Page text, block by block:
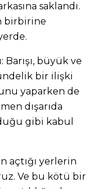
saklandı.
birbirine
büyük ve
bir ilişki
yaparken de
dışarıda
gibi kabul
açtığı yerlerin
Ve bu kötü bir